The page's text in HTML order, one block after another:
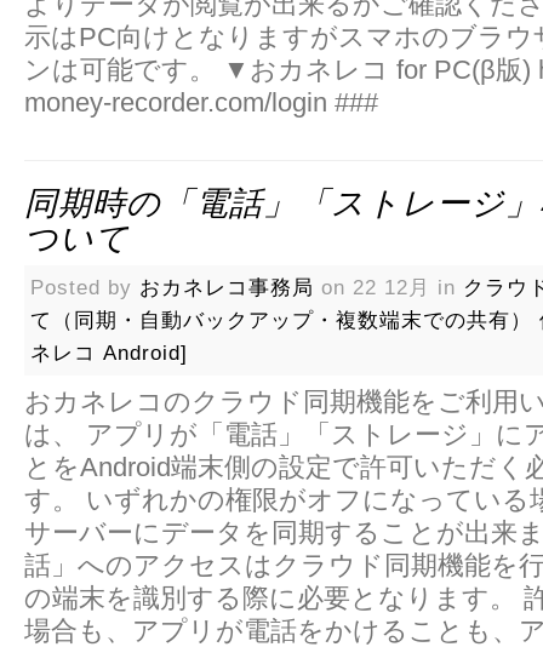
示はPC向けとなりますがスマホのブラ
ンは可能です。 ▼おカネレコ for PC(β版)
money-recorder.com/login ###
同期時の「電話」「ストレージ
ついて
Posted by おカネレコ事務局 on 22 12月 in クラウ
て（同期・自動バックアップ・複数端末での共有）
ネレコ Android]
おカネレコのクラウド同期機能をご利用
は、 アプリが「電話」「ストレージ」に
とをAndroid端末側の設定で許可いただく
す。 いずれかの権限がオフになっている
サーバーにデータを同期することが出来
話」へのアクセスはクラウド同期機能を
の端末を識別する際に必要となります。
場合も、アプリが電話をかけることも、